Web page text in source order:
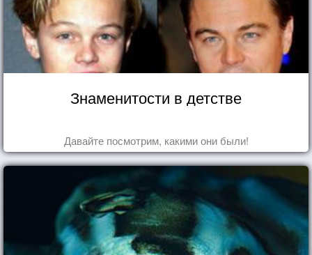
Знаменитости в детстве
Давайте посмотрим, какими они были!